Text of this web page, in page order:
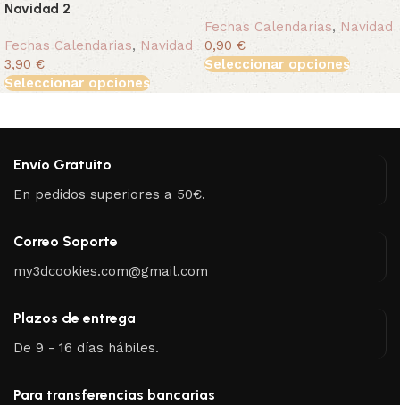
Navidad 2
Fechas Calendarias, Navidad
3,90 €
Seleccionar opciones
Fechas Calendarias, Navidad
0,90 €
Seleccionar opciones
Envío Gratuito
En pedidos superiores a 50€.
Correo Soporte
my3dcookies.com@gmail.com
Plazos de entrega
De 9 - 16 días hábiles.
Para transferencias bancarias